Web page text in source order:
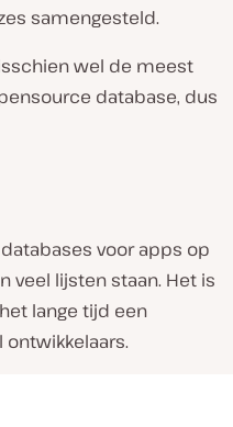
samengesteld.
wel de meest
database, dus
voor apps op
veel lijsten staan. Het is
lange tijd een